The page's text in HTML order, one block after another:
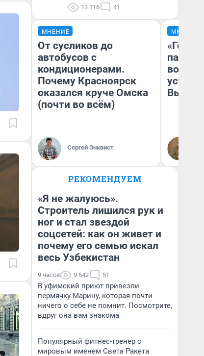
13 116 41
МНЕНИЕ
От сусликов до
автобусов с
кондиционерами.
Почему Красноярск
оказался круче Омска
(почти во всём)
Сергей Энквист
МНЕНИЕ
РЕКОМЕНДУЕМ
«Я не жалуюсь».
Строитель лишился рук и
ног и стал звездой
соцсетей: как он живет и
почему его семью искал
весь Узбекистан
9 часов 9 642 51
В уфимский приют привезли
пермячку Марину, которая почти
ничего о себе не помнит. Посмотрите,
вдруг она вам знакома
Популярный фитнес-тренер с
мировым именем Света Ракета